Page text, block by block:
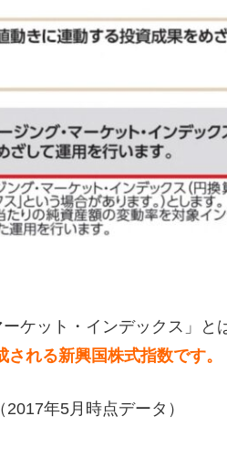
ーケット・インデックス」と
れる新興国株式指数です。
年5月時点データ）